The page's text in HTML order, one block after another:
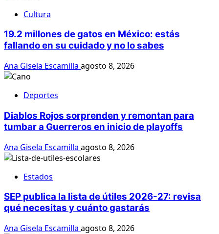
Cultura
19.2 millones de gatos en México: estás
fallando en su cuidado y no lo sabes
Ana Gisela Escamilla agosto 8, 2026
Deportes
Diablos Rojos sorprenden y remontan para
tumbar a Guerreros en inicio de playoffs
Ana Gisela Escamilla agosto 8, 2026
Estados
SEP publica la lista de útiles 2026-27: revisa
qué necesitas y cuánto gastarás
Ana Gisela Escamilla agosto 8, 2026